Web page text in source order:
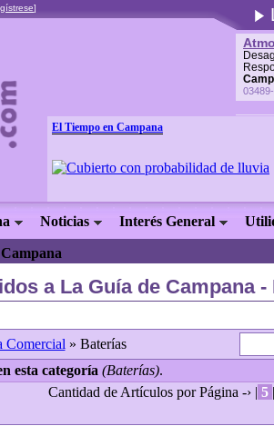
]
El Tiempo en Campana
Noticias Interés General
a La Guía de Campana
Comercial » Baterías
esta categoría (Baterías).
Cantidad de Artículos por Página -› | 5 |